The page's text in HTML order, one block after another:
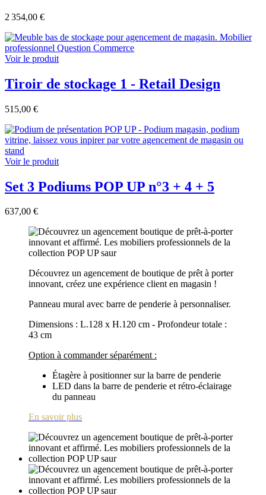
2 354,00 €
Voir le produit
Tiroir de stockage 1 - Retail Design
515,00 €
Voir le produit
Set 3 Podiums POP UP n°3 + 4 + 5
637,00 €
Découvrez un agencement de boutique de prêt à porter
innovant, créez une expérience client en magasin !
Panneau mural avec barre de penderie à personnaliser.
Dimensions : L.128 x H.120 cm - Profondeur totale :
43 cm
Option à commander séparément :
Étagère à positionner sur la barre de penderie
LED dans la barre de penderie et rétro-éclairage
du panneau
En savoir plus